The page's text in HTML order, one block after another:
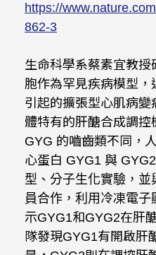
https://
862-3
生命科學系蔡素宜教
胞作為罕見疾病模型
引起的擴張型心肌病
體特有的肝醣合成調
GYG 的嚙齒類不同，
心蛋白 GYG1 與
型、分子生化實驗，
員合作，利用冷凍電
示GYG1和GYG2在肝
隊發現GYG1有開啟肝